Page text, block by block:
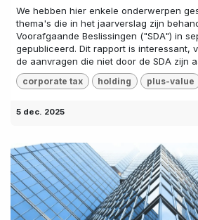
We hebben hier enkele onderwerpen
thema's die in het jaarverslag zijn
Voorafgaande Beslissingen ("SDA") in
gepubliceerd. Dit rapport is interessant,
de aanvragen die niet door de SDA zijn
corporate tax holding plus-value
5 dec. 2025